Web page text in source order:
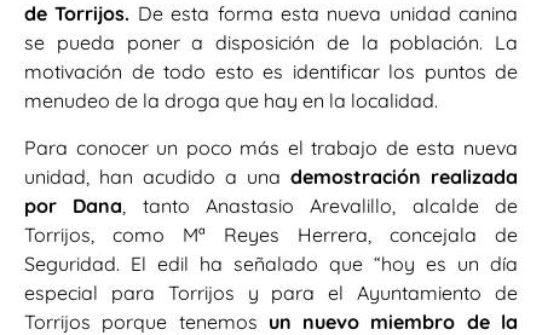
de Torrijos. De esta forma esta nueva unidad canina
se pueda poner a disposición de la población. La
motivación de todo esto es identificar los puntos de
menudeo de la droga que hay en la localidad.
Para conocer un poco más el trabajo de esta nueva
unidad, han acudido a una demostración realizada
por Dana , tanto Anastasio Arevalillo, alcalde de
Torrijos, como Mª Reyes Herrera, concejala de
Seguridad. El edil ha señalado que “hoy es un día
especial para Torrijos y para el Ayuntamiento de
Torrijos porque tenemos un nuevo miembro de la